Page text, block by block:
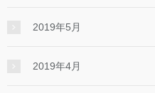
2019年5月
2019年4月